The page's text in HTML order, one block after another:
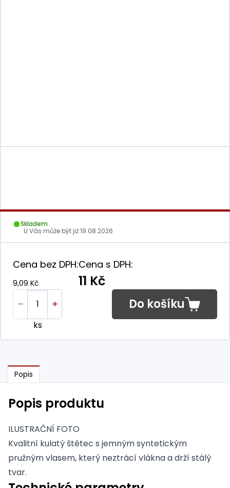
Skladem
U Vás může být již19.08.2026
Cena bez DPH:
9,09 Kč
Cena s DPH:
11 Kč
ks
Do košíku
Popis
Popis produktu
ILUSTRAČNÍ FOTO
Kvalitní kulatý štětec s jemným syntetickým
pružným vlasem, který neztrácí vlákna a drží stálý
tvar.